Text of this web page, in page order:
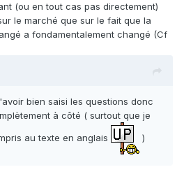
(ou en tout cas pas directement)
le marché que sur le fait que la
a fondamentalement changé (Cf
bien saisi les questions donc
à côté ( surtout que je
au texte en anglais
)